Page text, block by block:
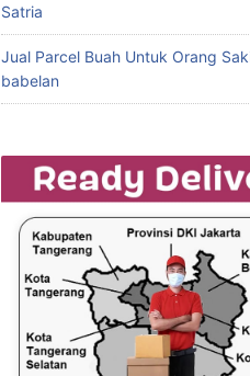
Satria
Jual Parcel Buah Untuk Orang
babelan